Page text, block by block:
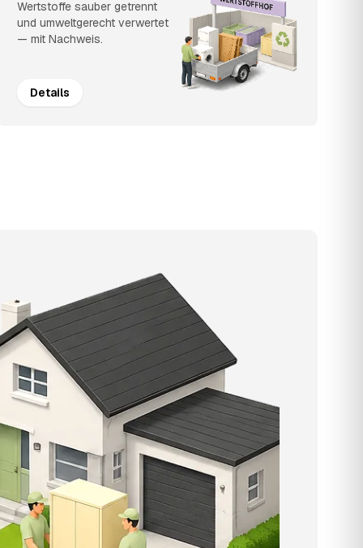
Wertstoffe sauber getrennt
und umweltgerecht verwertet
— mit Nachweis.
Details